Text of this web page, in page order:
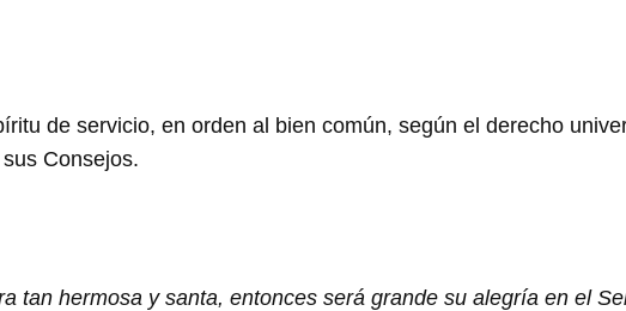
de servicio, en orden al bien común, según el derecho
Consejos.
tan hermosa y santa, entonces será grande su alegría en el